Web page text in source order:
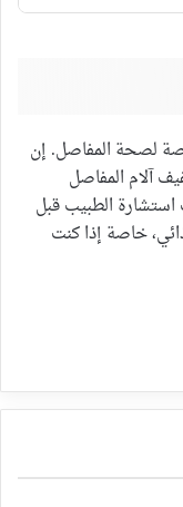
لصحة المفاصل. إن
آلام المفاصل
الطبيب قبل
خاصة إذا كنت